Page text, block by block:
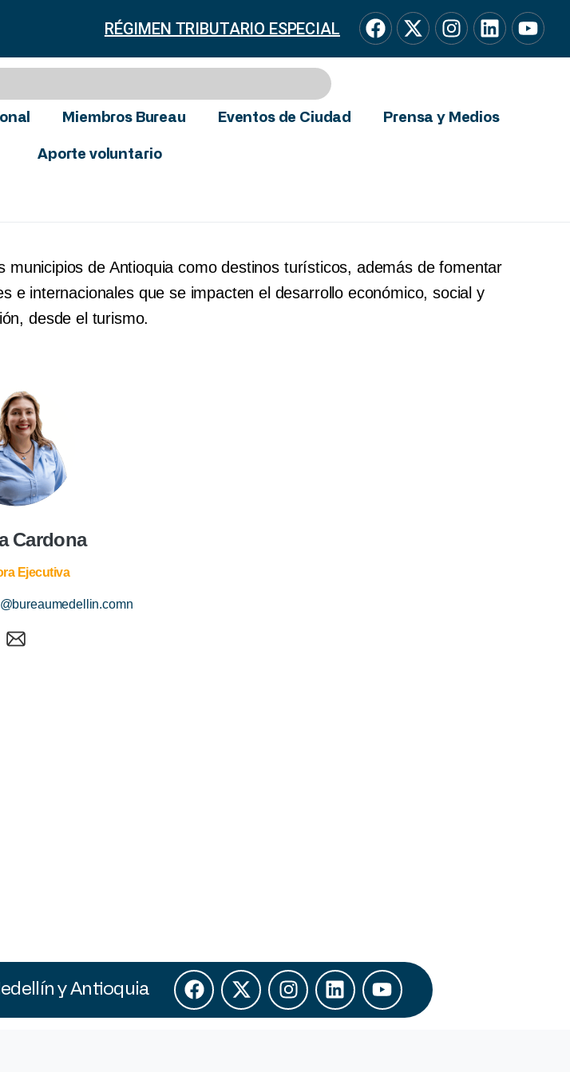
RÉGIMEN TRIBUTARIO ESPECIAL
Miembros Bureau Eventos de Ciudad Prensa y Medios
Aporte voluntario
de Antioquia como destinos turísticos, además de fomentar
e internacionales que se impacten el desarrollo económico, social y
desde el turismo.
Cardona
Ejecutiva
y Antioquia